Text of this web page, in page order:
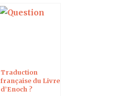
Traduction
française du Livre
d’Enoch ?